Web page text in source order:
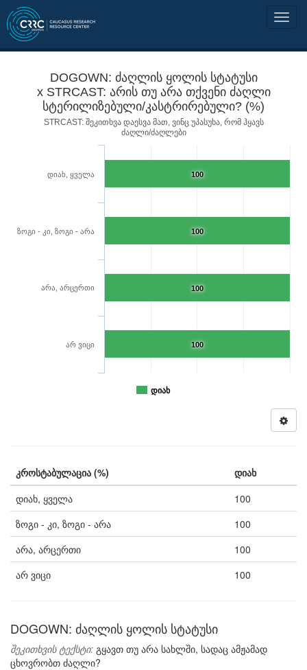
DOGOWN: ძაღლის ყოლის სტატუსი
x STRCAST: არის თუ არა თქვენი ძაღლი
სტერილიზებული/კასტრირებული? (%)
STRCAST: შეკითხვა დაესვა მათ, ვინც უპასუხა, რომ ჰყავს
ძაღლი/ძაღლები
100
100
100
100
დიახ
დიახ, ყველა
ზოგი - კი, ზოგი - არა
არა, არცერთი
არ ვიცი
კროსტაბულაცია (%)
დიახ
დიახ, ყველა
100
ზოგი - კი, ზოგი - არა
100
არა, არცერთი
100
არ ვიცი
100
DOGOWN: ძაღლის ყოლის სტატუსი
შეკითხვის ტექსტი: გყავთ თუ არა სახლში, სადაც ამჟამად
ცხოვრობთ ძაღლი?